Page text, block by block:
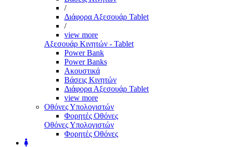
/
Διάφορα Αξεσουάρ Tablet
/
view more
Αξεσουάρ Κινητών - Tablet
Power Bank
Power Banks
Ακουστικά
Βάσεις Κινητών
Διάφορα Αξεσουάρ Tablet
view more
Οθόνες Υπολογιστών
Φορητές Οθόνες
Οθόνες Υπολογιστών
Φορητές Οθόνες